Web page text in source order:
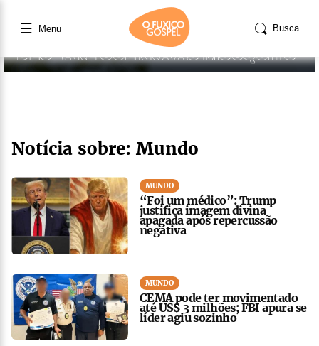
☰ Menu Busca
Notícia sobre: Mundo
MUNDO
“Foi um médico”: Trump
justifica imagem divina
apagada após repercussão
negativa
MUNDO
CEMA pode ter movimentado
até US$ 3 milhões; FBI apura se
líder agiu sozinho